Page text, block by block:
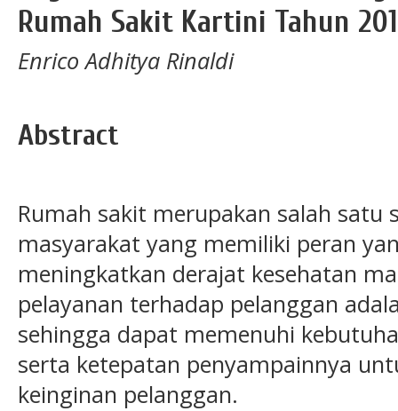
Rumah Sakit Kartini Tahun
Enrico Adhitya Rinaldi
Abstract
Rumah sakit merupakan salah satu
masyarakat yang memiliki peran
meningkatkan derajat kesehatan
pelayanan terhadap pelanggan
sehingga dapat memenuhi
serta ketepatan penyampainnya
keinginan pelanggan.